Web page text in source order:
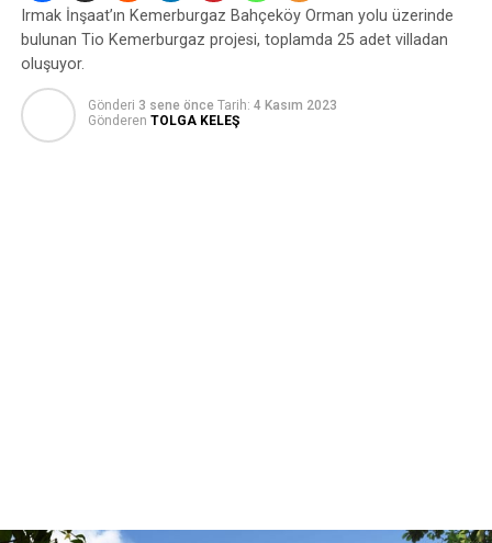
Irmak İnşaat’ın Kemerburgaz Bahçeköy Orman yolu üzerinde
bulunan Tio Kemerburgaz projesi, toplamda 25 adet villadan
oluşuyor.
Gönderi 3 sene önce Tarih: 4 Kasım 2023
Gönderen TOLGA KELEŞ